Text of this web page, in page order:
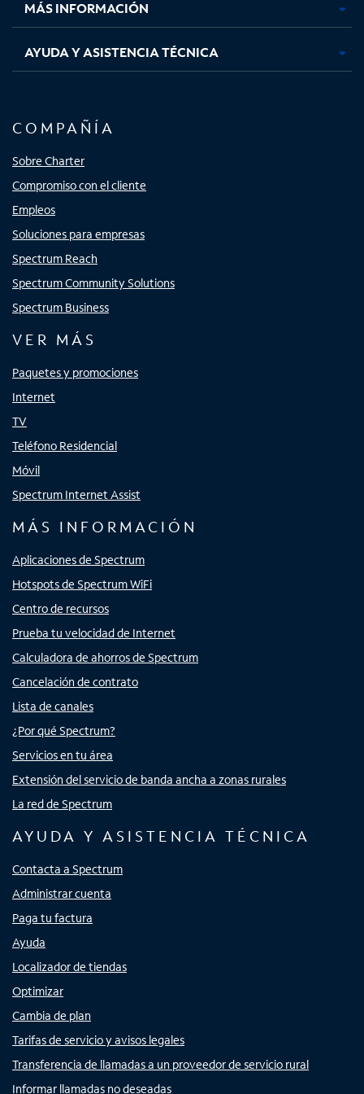
MÁS INFORMACIÓN
AYUDA Y ASISTENCIA TÉCNICA
COMPAÑÍA
Sobre Charter
Compromiso con el cliente
Empleos
Soluciones para empresas
Spectrum Reach
Spectrum Community Solutions
Spectrum Business
VER MÁS
Paquetes y promociones
Internet
TV
Teléfono Residencial
Móvil
Spectrum Internet Assist
MÁS INFORMACIÓN
Aplicaciones de Spectrum
Hotspots de Spectrum WiFi
Centro de recursos
Prueba tu velocidad de Internet
Calculadora de ahorros de Spectrum
Cancelación de contrato
Lista de canales
¿Por qué Spectrum?
Servicios en tu área
Extensión del servicio de banda ancha a zonas rurales
La red de Spectrum
AYUDA Y ASISTENCIA TÉCNICA
Contacta a Spectrum
Administrar cuenta
Paga tu factura
Ayuda
Localizador de tiendas
Optimizar
Cambia de plan
Tarifas de servicio y avisos legales
Transferencia de llamadas a un proveedor de servicio rural
Informar llamadas no deseadas